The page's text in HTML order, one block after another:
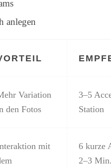
anlegen
Variation
den Fotos
3–5
Station
mit
6 kurze
2–3